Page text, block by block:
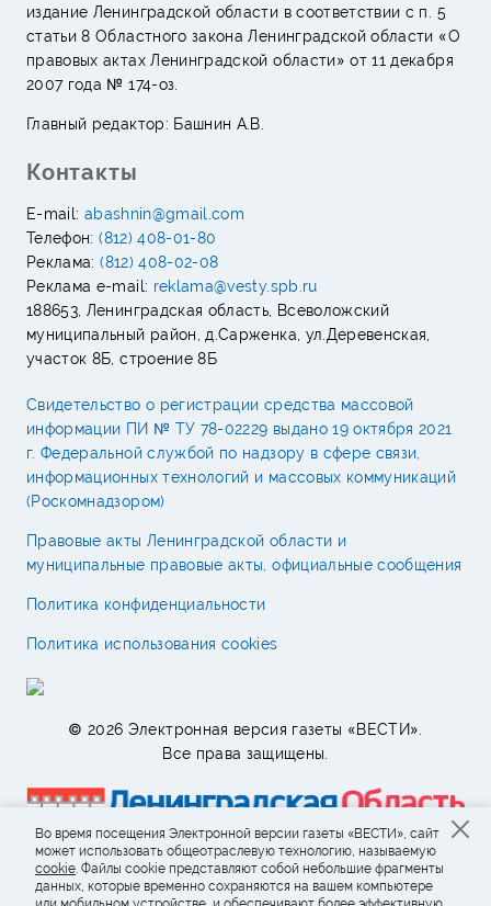
издание Ленинградской области в соответствии с п. 5
статьи 8 Областного закона Ленинградской области «О
правовых актах Ленинградской области» от 11 декабря
2007 года № 174-оз.
Главный редактор: Башнин А.В.
Контакты
E-mail: abashnin@gmail.com
Телефон:(812) 408-01-80
Реклама:(812) 408-02-08
Реклама e-mail: reklama@vesty.spb.ru
188653, Ленинградская область, Всеволожский
муниципальный район, д.Сарженка, ул.Деревенская,
участок 8Б, строение 8Б
Свидетельство о регистрации средства массовой
информации ПИ № ТУ 78-02229 выдано 19 октября 2021
г. Федеральной службой по надзору в сфере связи,
информационных технологий и массовых коммуникаций
(Роскомнадзором)
Правовые акты Ленинградской области и
муниципальные правовые акты, официальные сообщения
Политика конфиденциальности
Политика использования cookies
© 2026 Электронная версия газеты «ВЕСТИ».
Все права защищены.
Во время посещения Электронной версии газеты «ВЕСТИ», сайт
может использовать общеотраслевую технологию, называемую
cookie. Файлы cookie представляют собой небольшие фрагменты
данных, которые временно сохраняются на вашем компьютере